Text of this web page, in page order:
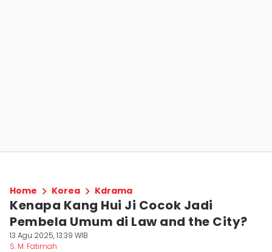
Home Korea Kdrama
Kenapa Kang Hui Ji Cocok Jadi
Pembela Umum di Law and the City?
13 Agu 2025, 13:39 WIB
S. M. Fatimah